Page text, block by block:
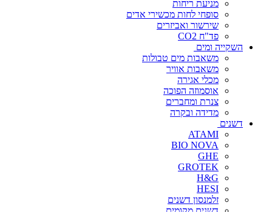
מניעת ריחות
סופחי לחות מכשירי אדים
שירשור ואביזרים
פד"ח CO2
השקייה ומים
משאבות מים טבולות
משאבות אוויר
מכלי אגירה
אוסמוזה הפוכה
צנרת ומחברים
מדידה ובקרה
דשנים
ATAMI
BIO NOVA
GHE
GROTEK
H&G
HESI
זלמנסון דשנים